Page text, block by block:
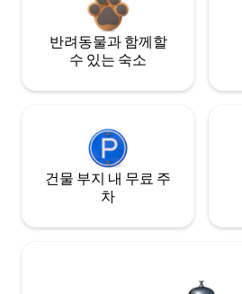
반려동물과 함께할
수 있는 숙소
건물 부지 내 무료 주
차